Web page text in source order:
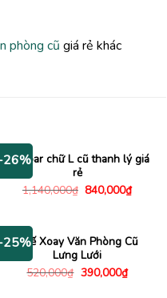
phòng cũ giá rẻ khác
26%
Bàn bar chữ L cũ thanh lý giá
rẻ
1,140,000₫ Giá
840,000₫Giá
hiện
25%Ghế Xoay Văn Phòng Cũ
Lưng Lưới
520,000₫ Giá
390,000₫Giá
hiện